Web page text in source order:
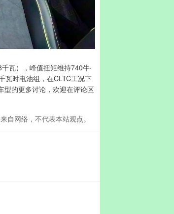
瓦），峰值扭矩维持740牛·
瓦时电池组，在CLTC工况下
型的更多讨论，欢迎在评论区
自网络，不代表本站观点。